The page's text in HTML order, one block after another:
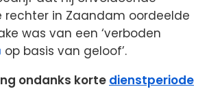
rechter in Zaandam oordeelde
was van een ‘verboden
op basis van geloof’.
ondanks korte dienstperiode